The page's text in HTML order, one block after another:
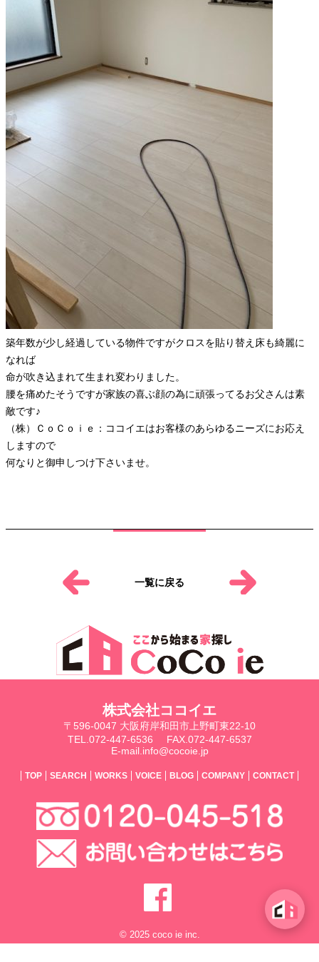
築年数が少し経過している物件ですがクロスを貼り替え床も綺麗に
なれば
命が吹き込まれて生まれ変わりました。
腰を痛めたそうですが家族の喜ぶ顔の為に頑張ってるお父さんは素
敵です♪
（株）ＣｏＣｏｉｅ：ココイエはお客様のあらゆるニーズにお応え
しますので
何なりと御申しつけ下さいませ。
一覧に戻る
株式会社ココイエ
〒596-0047 大阪府岸和田市上野町東22-10
TEL.072-447-6536
FAX.072-447-6537
E-mail.info@cocoie.jp
TOP SEARCH WORKS VOICE BLOG COMPANY CONTACT
© 2025 coco ie inc.